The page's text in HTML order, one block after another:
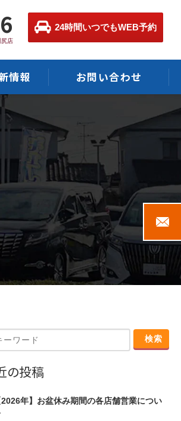
店
24時間いつでもWEB予約
情報 お問い合わせ
の投稿
2026年】お盆休み期間の各店舗営業につい